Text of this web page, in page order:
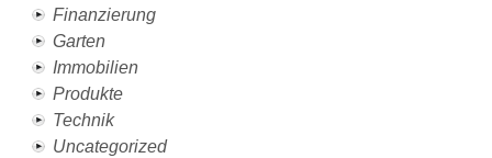
Finanzierung
Garten
Immobilien
Produkte
Technik
Uncategorized